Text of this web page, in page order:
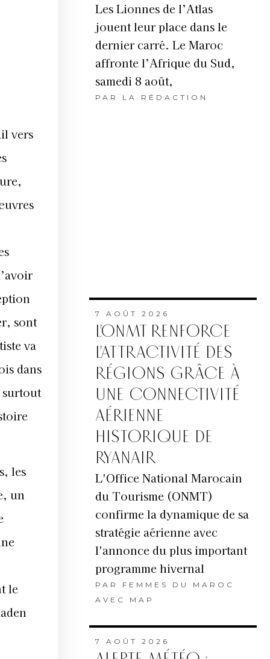
les
un
le
Les Lionnes de l’Atlas
jouent leur place dans le
dernier carré. Le Maroc
affronte l’Afrique du Sud,
samedi 8 août,
PAR LA RÉDACTION
7 AOÛT 2026
L’ONMT RENFORCE
L’ATTRACTIVITÉ DES
RÉGIONS GRÂCE À
UNE CONNECTIVITÉ
AÉRIENNE
HISTORIQUE DE
RYANAIR
L'Office National Marocain
du Tourisme (ONMT)
confirme la dynamique de sa
stratégie aérienne avec
l'annonce du plus important
programme hivernal
PAR FEMMES DU MAROC
AVEC MAP
7 AOÛT 2026